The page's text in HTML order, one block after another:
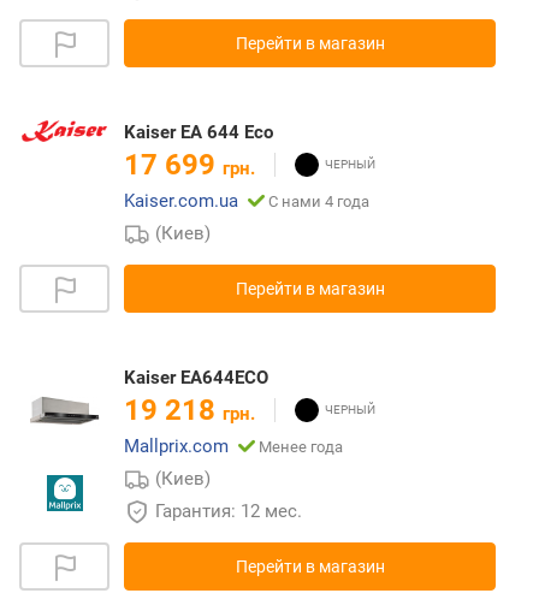
Перейти в магазин
Kaiser EA 644 Eco
17 699 грн.
Kaiser.com.ua
С нами 4 года
(Киев)
Перейти в магазин
Kaiser EA644ECO
19 218 грн.
Mallprix.com
Менее года
(Киев)
Гарантия: 12 мес.
Перейти в магазин